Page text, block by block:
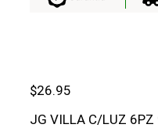
$26.95
JG VILLA C/LUZ